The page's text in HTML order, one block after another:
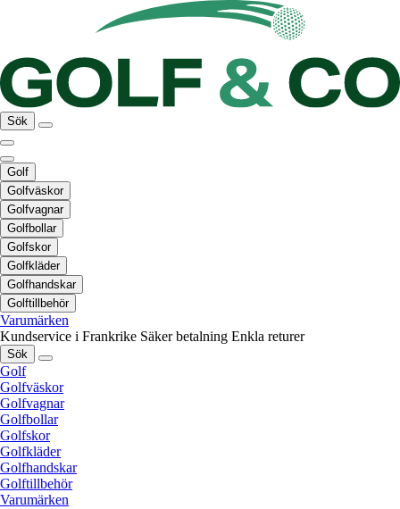
Sök
Golf
Golfväskor
Golfvagnar
Golfbollar
Golfskor
Golfkläder
Golfhandskar
Golftillbehör
Varumärken
Kundservice i Frankrike Säker betalning Enkla returer
Sök
Golf
Golfväskor
Golfvagnar
Golfbollar
Golfskor
Golfkläder
Golfhandskar
Golftillbehör
Varumärken